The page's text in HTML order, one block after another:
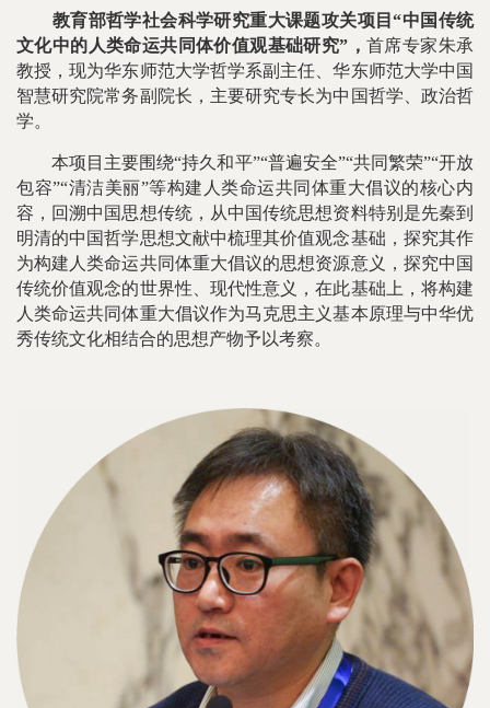
教育部哲学社会科学研究重大课题攻关项目“中国传统
文化中的人类命运共同体价值观基础研究”， 首席专家朱承
教授，现为华东师范大学哲学系副主任、华东师范大学中国
智慧研究院常务副院长，主要研究专长为中国哲学、政治哲
学。
本项目主要围绕“持久和平”“普遍安全”“共同繁荣”“开放
包容”“清洁美丽”等构建人类命运共同体重大倡议的核心内
容，回溯中国思想传统，从中国传统思想资料特别是先秦到
明清的中国哲学思想文献中梳理其价值观念基础，探究其作
为构建人类命运共同体重大倡议的思想资源意义，探究中国
传统价值观念的世界性、现代性意义，在此基础上，将构建
人类命运共同体重大倡议作为马克思主义基本原理与中华优
秀传统文化相结合的思想产物予以考察。